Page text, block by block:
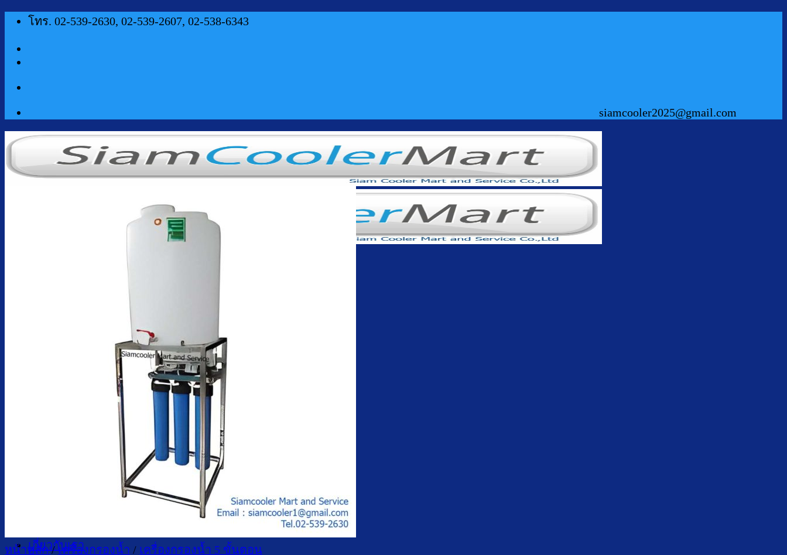
ข้าม โทร. 02-539-2630, 02-539-2607, 02-538-6343
siamcooler2025@gmail.com
ตู้กดน้ำเย็น น้ำร้อน
ตู้กดน้ำเย็น น้ำร้อน ถังคว่ำ
ตู้กดน้ำเย็น เจาะรูคว่ำถัง
ตู้กดน้ำเย็น น้ำร้อน ถังล่าง
ตู้กดน้ำเย็น น้ำร้อน กรองในตัว
ตู้กดน้ำเย็น น้ำร้อน ต่อท่อประปา
ตู้กดน้ำเย็น น้ำร้อน สแตนเลส
ตู้กดน้ำเย็น มือกดเท้าเหยียบ
ล้างตู้กดน้ำเย็น
เปลี่ยนไส้กรองน้ำ
เกี่ยวกับเรา
หน้าหลัก / เครื่องกรองน้ำ / เครื่องกรองน้ำ 5 ขั้นตอน